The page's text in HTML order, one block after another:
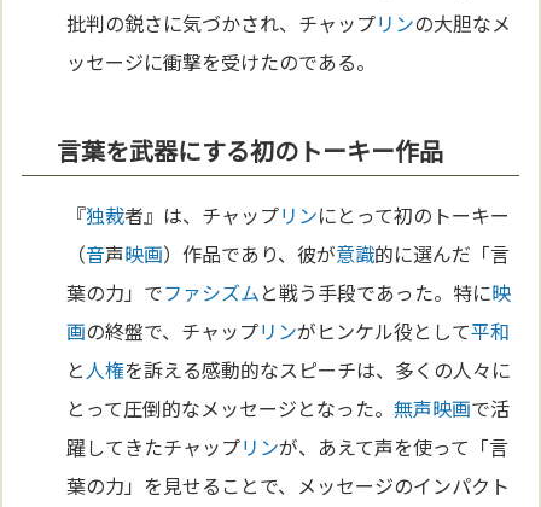
批判の鋭さに気づかされ、チャップリンの大胆なメ
ッセージに衝撃を受けたのである。
言葉を武器にする初のトーキー作品
『独裁者』は、チャップリンにとって初のトーキー
（音声映画）作品であり、彼が意識的に選んだ「言
葉の力」でファシズムと戦う手段であった。特に映
画の終盤で、チャップリンがヒンケル役として平和
と 人権を訴える感動的なスピーチは、多くの人々に
とって圧倒的なメッセージとなった。無声映画で活
躍してきたチャップリンが、あえて声を使って「言
葉の力」を見せることで、メッセージのインパクト